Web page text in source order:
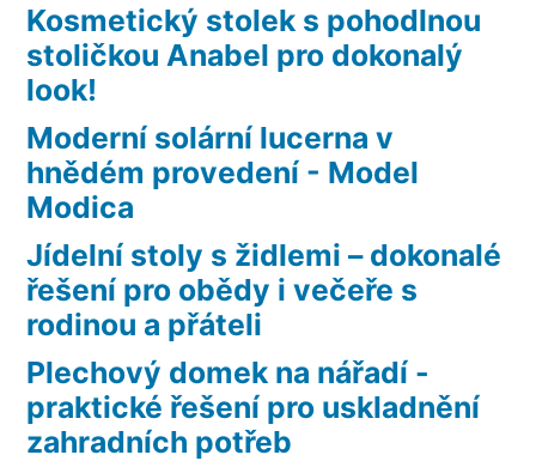
Kosmetický stolek s pohodlnou
stoličkou Anabel pro dokonalý
look!
Moderní solární lucerna v
hnědém provedení - Model
Modica
Jídelní stoly s židlemi – dokonalé
řešení pro obědy i večeře s
rodinou a přáteli
Plechový domek na nářadí -
praktické řešení pro uskladnění
zahradních potřeb